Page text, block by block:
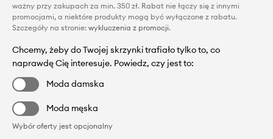
ważny przy zakupach za min. 350 zł. Rabat nie łączy się z innymi
promocjami, a niektóre produkty mogą być wyłączone z rabatu.
Szczegóły na stronie: wykluczenia z promocji.
Chcemy, żeby do Twojej skrzynki trafiało tylko to, co
naprawdę Cię interesuje. Powiedz, czy jest to:
Moda damska
Moda męska
Wybór oferty jest opcjonalny